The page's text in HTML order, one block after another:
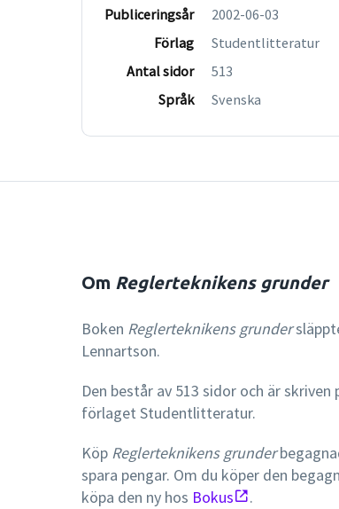
Publiceringsår
2002-06-03
Förlag
Studentlitteratur
Antal sidor
513
Språk
Svenska
Om Reglerteknikens grunder
Boken Reglerteknikens grunder
Lennartson.
Den består av 513 sidor och är
förlaget Studentlitteratur.
Köp Reglerteknikens grunder
spara pengar. Om du köper den
köpa den ny hos Bokus .